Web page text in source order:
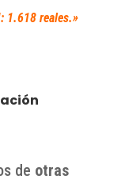
1.618 reales.»
de otras